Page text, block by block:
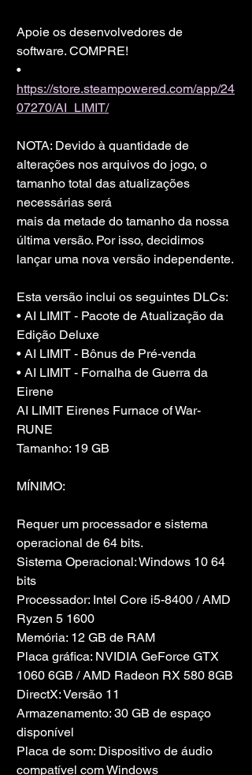
Apoie os desenvolvedores de
software. COMPRE!
•
https://store.steampowered.com/app/24
07270/AI_LIMIT/
NOTA: Devido à quantidade de
alterações nos arquivos do jogo, o
tamanho total das atualizações
necessárias será
mais da metade do tamanho da nossa
última versão. Por isso, decidimos
lançar uma nova versão independente.
Esta versão inclui os seguintes DLCs:
• AI LIMIT - Pacote de Atualização da
Edição Deluxe
• AI LIMIT - Bônus de Pré-venda
• AI LIMIT - Fornalha de Guerra da
Eirene
AI LIMIT Eirenes Furnace of War-
RUNE
Tamanho: 19 GB
MÍNIMO:
Requer um processador e sistema
operacional de 64 bits.
Sistema Operacional: Windows 10 64
bits
Processador: Intel Core i5-8400 / AMD
Ryzen 5 1600
Memória: 12 GB de RAM
Placa gráfica: NVIDIA GeForce GTX
1060 6GB / AMD Radeon RX 580 8GB
DirectX: Versão 11
Armazenamento: 30 GB de espaço
disponível
Placa de som: Dispositivo de áudio
compatível com Windows